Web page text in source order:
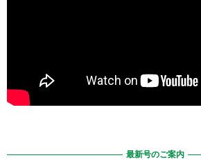
最新号のご案内